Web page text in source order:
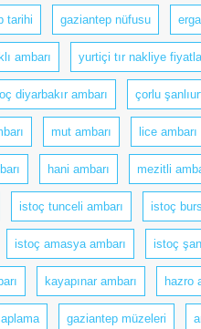
tarihi gaziantep nüfusu
ambarı yurtiçi tır nakliye
diyarbakır ambarı çorlu
mut ambarı lice ambarı
hani ambarı mezitli
istoç tunceli ambarı istoç
istoç amasya ambarı istoç
kayapınar ambarı hazro
gaziantep müzeleri